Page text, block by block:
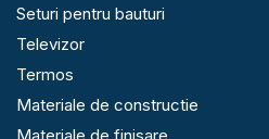
Seturi pentru bauturi
Televizor
Termos
Materiale de constructie